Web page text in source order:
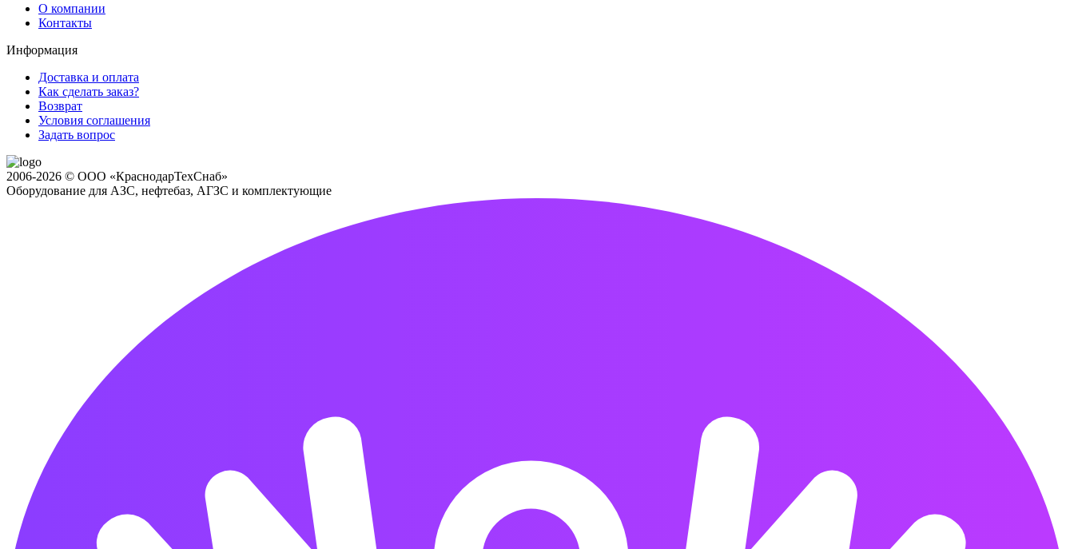
О компании
Контакты
Информация
Доставка и оплата
Как сделать заказ?
Возврат
Условия соглашения
Задать вопрос
2006-2026 © ООО «КраснодарТехСнаб»
Оборудование для АЗС, нефтебаз, АГЗС и комплектующие